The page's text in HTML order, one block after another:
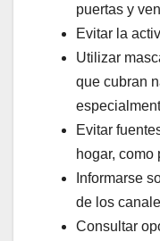
puertas y
Evitar la
Utilizar
que cubran
Evitar
hogar,
Informarse
de los
Consultar